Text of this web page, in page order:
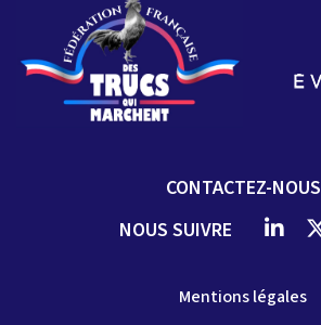
Mentions légales
CONTACTEZ-NOUS
NOUS SUIVRE